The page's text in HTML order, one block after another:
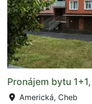
Pronájem bytu
Americká, Cheb